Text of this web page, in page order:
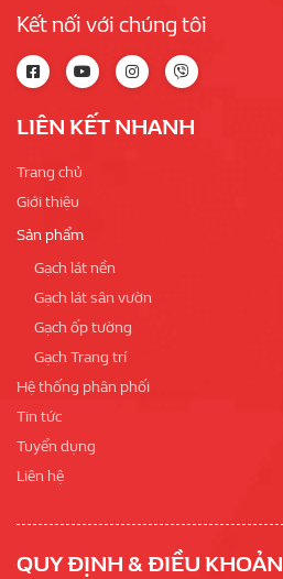
Kết nối với chúng tôi
LIÊN KẾT NHANH
Trang chủ
Giới thiệu
Sản phẩm
Gạch lát nền
Gạch lát sân vườn
Gạch ốp tường
Gạch Trang trí
Hệ thống phân phối
Tin tức
Tuyển dụng
Liên hệ
QUY ĐỊNH & ĐIỀU KHOẢN